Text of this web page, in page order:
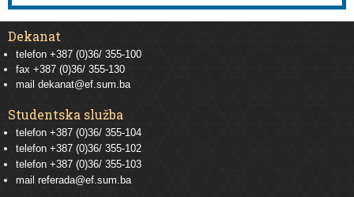
Dekanat
telefon +387 (0)36/ 355-100
fax +387 (0)36/ 355-130
mail dekanat@ef.sum.ba
Studentska služba
telefon +387 (0)36/ 355-104
telefon +387 (0)36/ 355-102
telefon +387 (0)36/ 355-103
mail referada@ef.sum.ba